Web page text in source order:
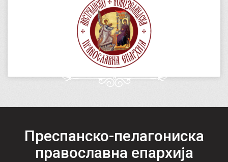
Преспанско-пелагониска
православна епархија